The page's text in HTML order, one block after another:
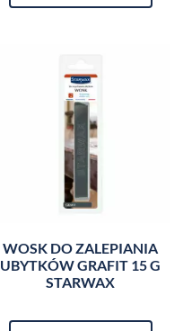
WOSK DO ZALEPIANIA
UBYTKÓW GRAFIT 15 G
STARWAX